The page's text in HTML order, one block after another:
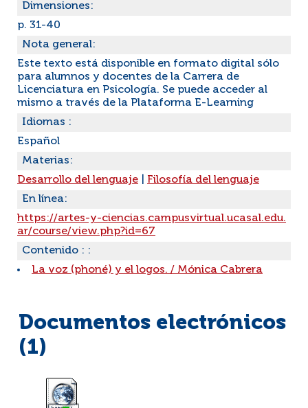
Dimensiones:
p. 31-40
Nota general:
Este texto está disponible en formato digital sólo
para alumnos y docentes de la Carrera de
Licenciatura en Psicología. Se puede acceder al
mismo a través de la Plataforma E-Learning
Idiomas :
Español
Materias:
Desarrollo del lenguaje
Filosofía del lenguaje
En línea:
https://artes-y-ciencias.campusvirtual.ucasal.edu.
ar/course/view.php?id=67
Contenido : :
La voz (phoné) y el logos. / Mónica Cabrera
Documentos electrónicos
(1)